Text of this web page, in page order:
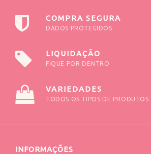
COMPRA SEGURA
DADOS PROTEGIDOS
LIQUIDAÇÃO
FIQUE POR DENTRO
VARIEDADES
TODOS OS TIPOS DE PRODUTOS
INFORMAÇÕES